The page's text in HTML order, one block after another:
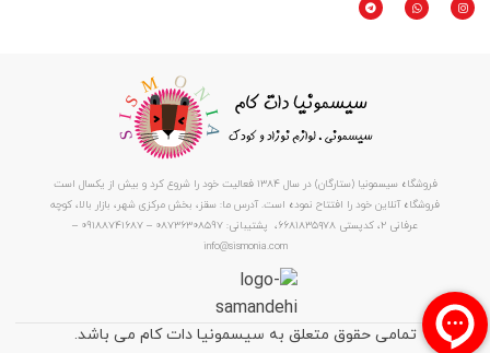
فروشگاه سیسمونیا (ستارگان) در سال 1384 فعالیت خود را شروع کرد و بیش از یکسال است
فروشگاه آنلاین خود را افتتاح نموده است. آدرس ما: سقز، بخش مرکزی شهر، بازار بالا، کوچه
عرفانی ۲، کدپستی ۶۶۸۱۸۳۵۹۷۸، پشتیبانی: 08736308597 – 09188741687 –
info@sismonia.com
تمامی حقوق متعلق به سیسمونیا دات کام می باشد.